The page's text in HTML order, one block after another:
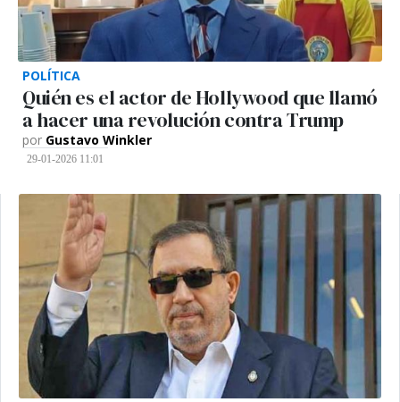
POLÍTICA
Quién es el actor de Hollywood que llamó
a hacer una revolución contra Trump
por Gustavo Winkler
29-01-2026 11:01